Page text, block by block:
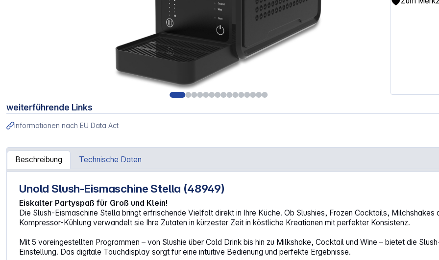
weiterführende Links
Informationen nach EU Data Act
Beschreibung Technische Daten
Artikelinformationen "Unold 48949 Stella Slush-Eismaschine"
Unold Slush-Eismaschine Stella (48949)
Eiskalter Partyspaß für Groß und Klein!
Die Slush-Eismaschine Stella bringt erfrischende Vielfalt direkt in Ihre Küche. Ob Slushies, Frozen Cocktails,
Kompressor-Kühlung verwandelt sie Ihre Zutaten in kürzester Zeit in köstliche Kreationen mit perfekter Konsistenz.
Mit 5 voreingestellten Programmen – von Slushie über Cold Drink bis hin zu Milkshake, Cocktail und Wine – bietet die
Einstellung. Das digitale Touchdisplay sorgt für eine intuitive Bedienung und perfekte Ergebnisse.